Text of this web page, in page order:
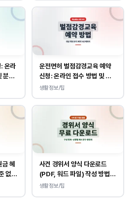
온라
분실
운전면허 벌점감경교육 예약
신청: 온라인 접수 방법 및 비
용 안내
생활정보/팁
혜
없
사건 경위서 양식 다운로드
(PDF, 워드 파일) 작성 방법
및 예시
생활정보/팁